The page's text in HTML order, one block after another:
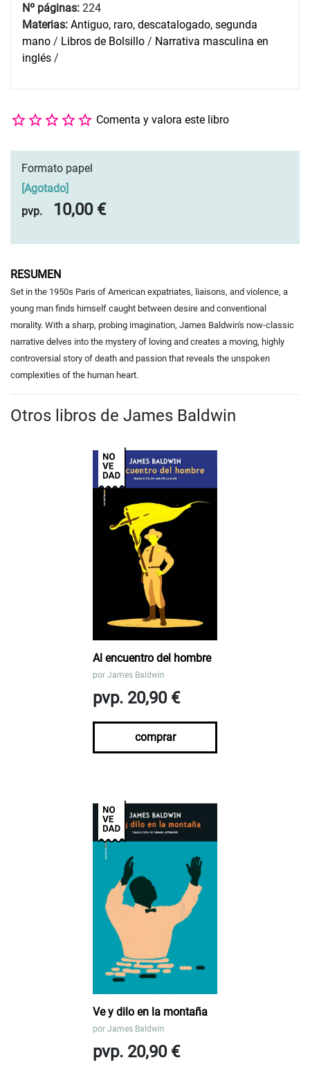
Nº páginas: 224
Materias: Antiguo, raro, descatalogado, segunda
mano / Libros de Bolsillo / Narrativa masculina en
inglés /
Comenta y valora este libro
Formato papel
Agotado]
pvp.
10,00 €
RESUMEN
Set in the 1950s Paris of American expatriates, liaisons, and violence, a
young man finds himself caught between desire and conventional
morality. With a sharp, probing imagination, James Baldwin's now-classic
narrative delves into the mystery of loving and creates a moving, highly
controversial story of death and passion that reveals the unspoken
complexities of the human heart.
Otros libros de James Baldwin
Al encuentro del hombre
por James Baldwin
pvp. 20,90 €
comprar
Ve y dilo en la montaña
por James Baldwin
pvp. 20,90 €